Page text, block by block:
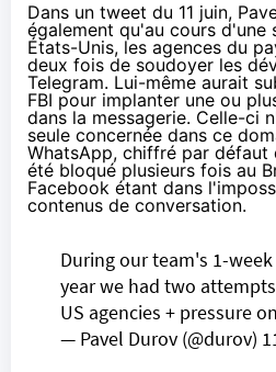
Dans un tweet du 11 juin,
également qu'au cours d'une
États-Unis, les agences du
deux fois de soudoyer les
Telegram. Lui-même aurait
FBI pour implanter une ou
dans la messagerie. Celle-ci
seule concernée dans ce
WhatsApp, chiffré par défaut
été bloqué plusieurs fois au
Facebook étant dans
contenus de conversation.
During our team's 1-
year we had two
US agencies + pressure
— Pavel Durov (@durov)